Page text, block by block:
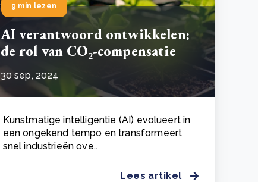
9 min lezen
AI verantwoord ontwikkelen:
de rol van CO₂-compensatie
30 sep, 2024
Kunstmatige intelligentie (AI) evolueert in
een ongekend tempo en transformeert
snel industrieën ove..
Lees artikel